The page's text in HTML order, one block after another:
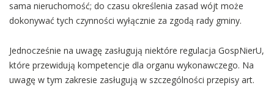
sama nieruchomość; do czasu określenia zasad wójt może
dokonywać tych czynności wyłącznie za zgodą rady gminy.
Jednocześnie na uwagę zasługują niektóre regulacja GospNierU,
które przewidują kompetencje dla organu wykonawczego. Na
uwagę w tym zakresie zasługują w szczególności przepisy art.